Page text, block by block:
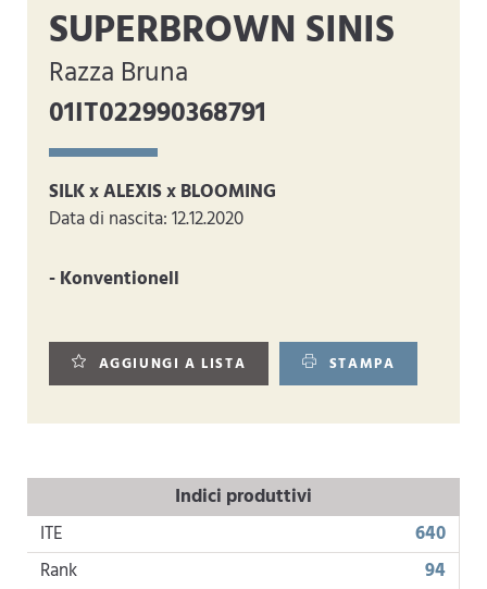
SUPERBROWN SINIS
Razza Bruna
01IT022990368791
SILK x ALEXIS x BLOOMING
Data di nascita: 12.12.2020
- Konventionell
AGGIUNGI A LISTA STAMPA
Indici produttivi
ITE
640
Rank
94